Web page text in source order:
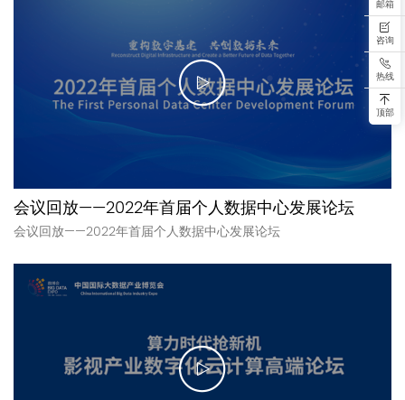
会议回放——2022年首届个人数据中心发展论坛
会议回放——2022年首届个人数据中心发展论坛
邮箱
咨询
热线
顶部